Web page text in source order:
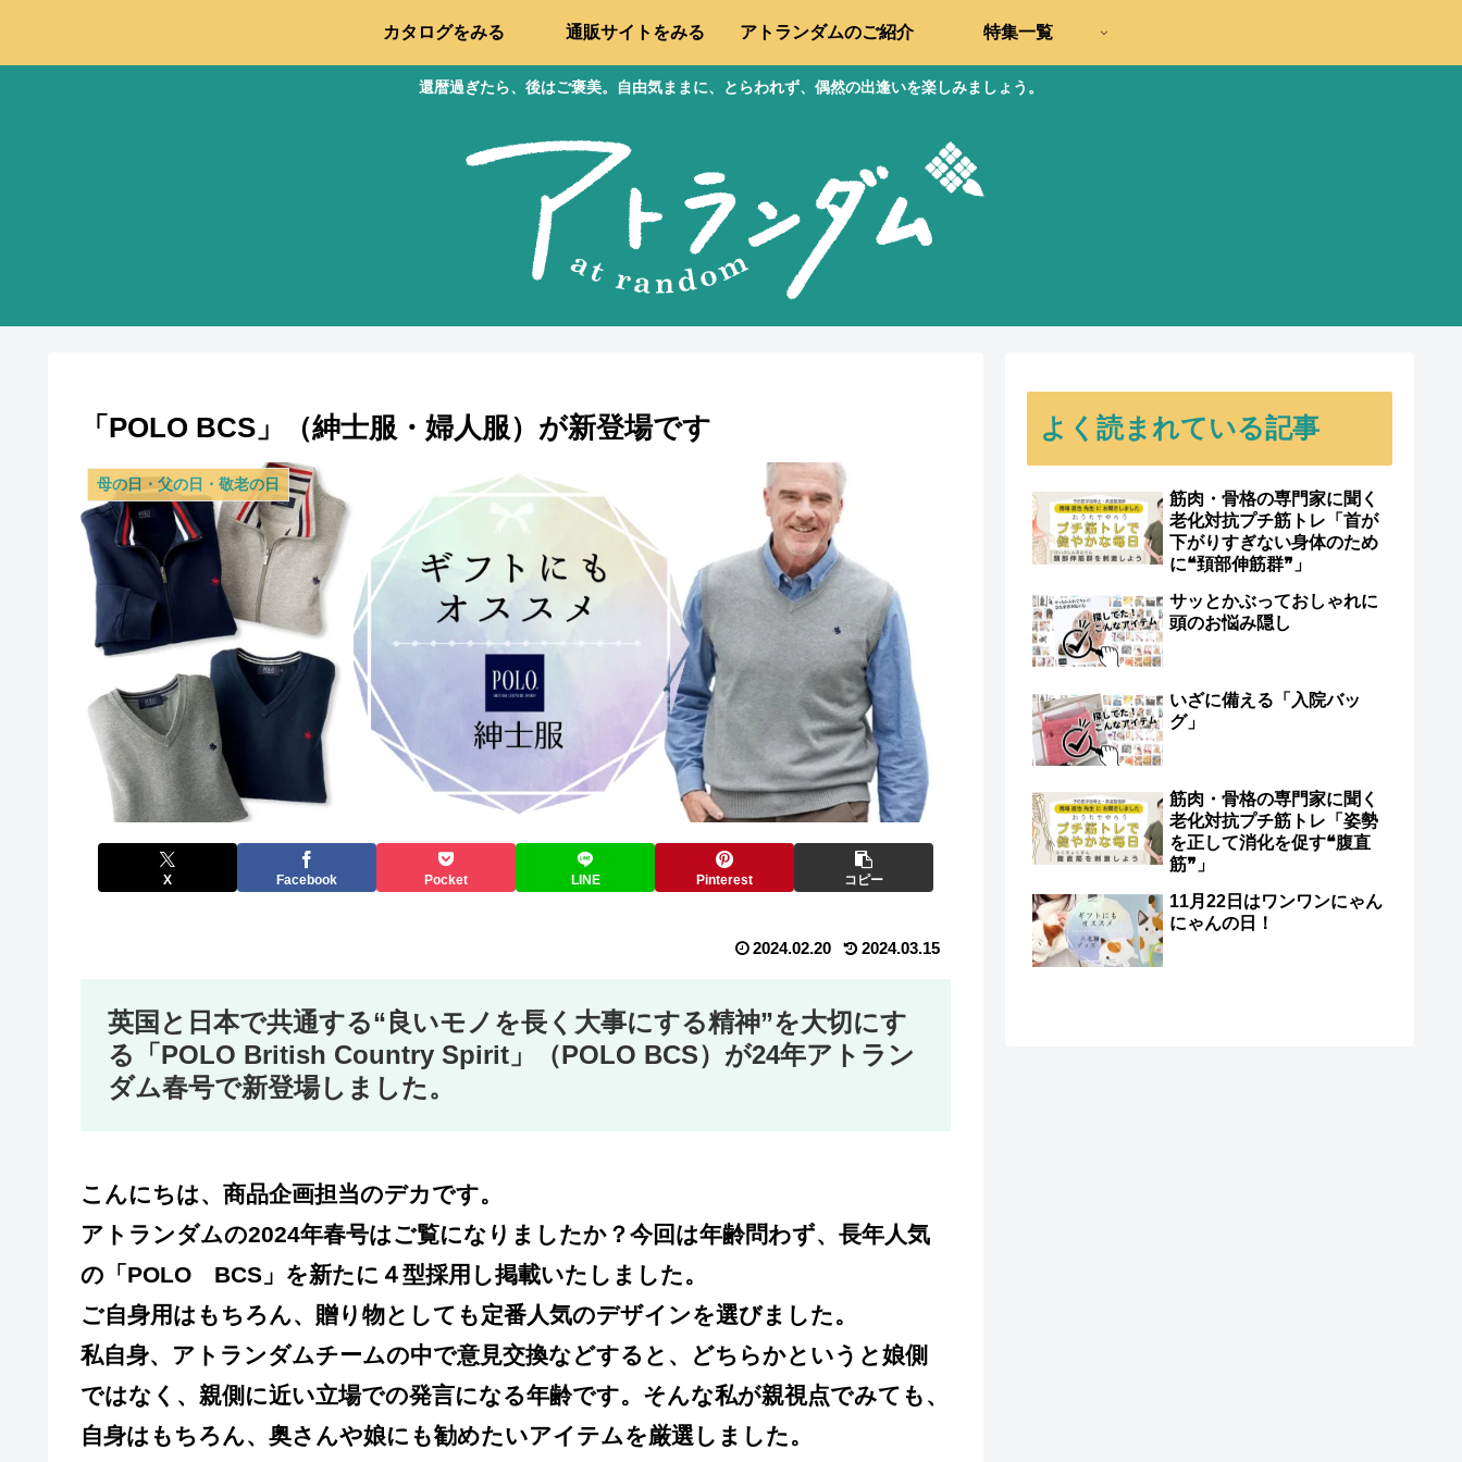
還暦過ぎたら、後はご褒美。自由気ままに、とらわれず、偶然の出逢いを楽しみましょう。
カタログをみる 通販サイトをみる アトランダムのご紹介 特集一覧
「POLO BCS」（紳士服・婦人服）が新登場です
母の日・父の日・敬老の日
X Facebook Pocket LINE Pinterest コピー
2024.02.20 2024.03.15
英国と日本で共通する“良いモノを長く大事にする精神”を大切にす
る「POLO British Country Spirit」（POLO BCS）が24年アトラン
ダム春号で新登場しました。
こんにちは、商品企画担当のデカです。
アトランダムの2024年春号はご覧になりましたか？今回は年齢問わず、長年人気
の「POLO BCS」を新たに４型採用し掲載いたしました。
ご自身用はもちろん、贈り物としても定番人気のデザインを選びました。
私自身、アトランダムチームの中で意見交換などすると、どちらかというと娘側
ではなく、親側に近い立場での発言になる年齢です。そんな私が親視点でみても、
自身はもちろん、奥さんや娘にも勧めたいアイテムを厳選しました。
よく読まれている記事
筋肉・骨格の専門家に聞く
老化対抗プチ筋トレ「首が
下がりすぎない身体のため
に❝頚部伸筋群❞」
サッとかぶっておしゃれに
頭のお悩み隠し
いざに備える「入院バッ
グ」
筋肉・骨格の専門家に聞く
老化対抗プチ筋トレ「姿勢
を正して消化を促す❝腹直
筋❞」
11月22日はワンワンにゃん
にゃんの日！